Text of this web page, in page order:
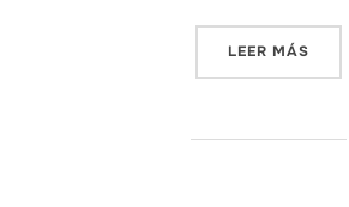
LEER MÁS